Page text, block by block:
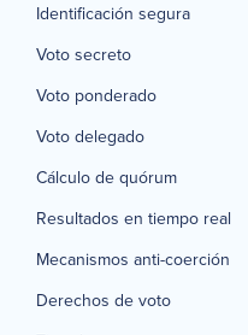
Identificación segura
Voto secreto
Voto ponderado
Voto delegado
Cálculo de quórum
Resultados en tiempo real
Mecanismos anti-coerción
Derechos de voto